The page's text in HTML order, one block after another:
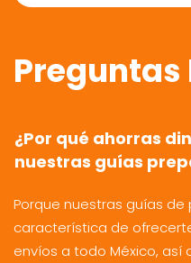
Preguntas
¿Por qué ahorras
nuestras guías
Porque nuestras guías
característica de
envíos a todo México, así